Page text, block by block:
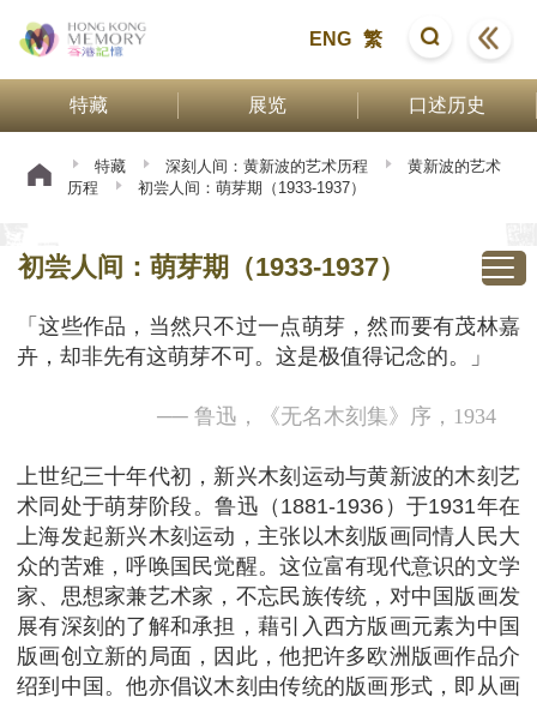
ENG 繁
特藏 展览 口述历史
特藏 深刻人间：黄新波的艺术历程
黄新波的艺术
历程
初尝人间：萌芽期（1933-1937）
初尝人间：萌芽期（1933-1937）
「这些作品，当然只不过一点萌芽，然而要有茂林嘉
卉，却非先有这萌芽不可。这是极值得记念的。」
── 鲁迅，《无名木刻集》序， 1934
上世纪三十年代初，新兴木刻运动与黄新波的木刻艺
术同处于萌芽阶段。鲁迅（1881-1936）于1931年在
上海发起新兴木刻运动，主张以木刻版画同情人民大
众的苦难，呼唤国民觉醒。这位富有现代意识的文学
家、思想家兼艺术家，不忘民族传统，对中国版画发
展有深刻的了解和承担，藉引入西方版画元素为中国
版画创立新的局面，因此，他把许多欧洲版画作品介
绍到中国。他亦倡议木刻由传统的版画形式，即从画